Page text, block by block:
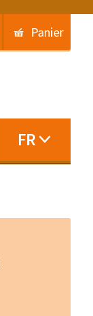
Panier
FR